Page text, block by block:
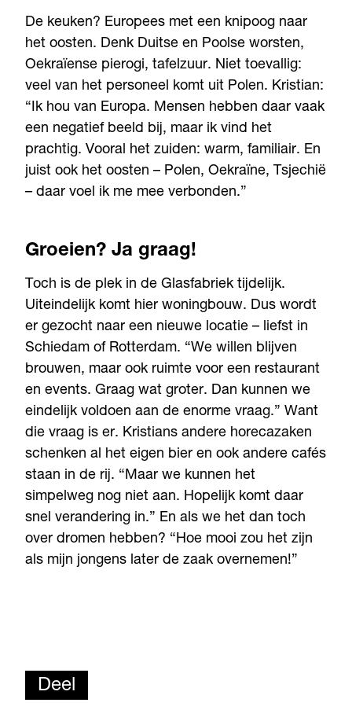
De keuken? Europees met een knipoog naar
het oosten. Denk Duitse en Poolse worsten,
Oekraïense pierogi, tafelzuur. Niet toevallig:
veel van het personeel komt uit Polen. Kristian:
“Ik hou van Europa. Mensen hebben daar vaak
een negatief beeld bij, maar ik vind het
prachtig. Vooral het zuiden: warm, familiair. En
juist ook het oosten – Polen, Oekraïne, Tsjechië
– daar voel ik me mee verbonden.”
Groeien? Ja graag!
Toch is de plek in de Glasfabriek tijdelijk.
Uiteindelijk komt hier woningbouw. Dus wordt
er gezocht naar een nieuwe locatie – liefst in
Schiedam of Rotterdam. “We willen blijven
brouwen, maar ook ruimte voor een restaurant
en events. Graag wat groter. Dan kunnen we
eindelijk voldoen aan de enorme vraag.” Want
die vraag is er. Kristians andere horecazaken
schenken al het eigen bier en ook andere cafés
staan in de rij. “Maar we kunnen het
simpelweg nog niet aan. Hopelijk komt daar
snel verandering in.” En als we het dan toch
over dromen hebben? “Hoe mooi zou het zijn
als mijn jongens later de zaak overnemen!”
Deel